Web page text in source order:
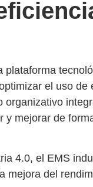
plataforma
el uso de
organizativo
y mejorar de
4.0, el EMS
mejora del